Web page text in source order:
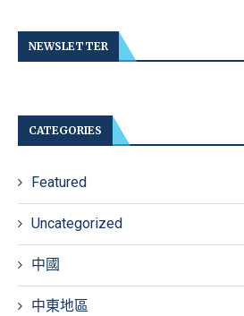
NEWSLETTER
CATEGORIES
Featured
Uncategorized
中國
中東地區